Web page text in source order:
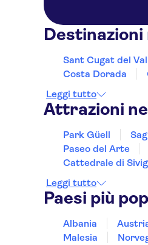
Destinazioni
Sant Cugat del
Costa Dorada
Leggi tutto
Attrazioni
Park Güell
Paseo del Arte
Cattedrale di
Leggi tutto
Paesi più
Albania
Malesia